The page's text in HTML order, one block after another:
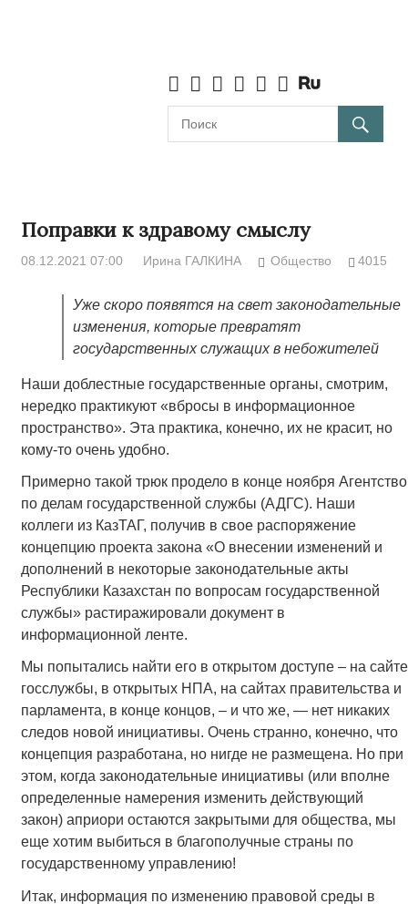
Поправки к здравому смыслу
08.12.2021 07:00 Ирина ГАЛКИНА Общество 4015
Уже скоро появятся на свет законодательные
изменения, которые превратят
государственных служащих в небожителей
Наши доблестные государственные органы, смотрим,
нередко практикуют «вбросы в информационное
пространство». Эта практика, конечно, их не красит, но
кому-то очень удобно.
Примерно такой трюк продело в конце ноября Агентство
по делам государственной службы (АДГС). Наши
коллеги из КазТАГ, получив в свое распоряжение
концепцию проекта закона «О внесении изменений и
дополнений в некоторые законодательные акты
Республики Казахстан по вопросам государственной
службы» растиражировали документ в
информационной ленте.
Мы попытались найти его в открытом доступе – на сайте
госслужбы, в открытых НПА, на сайтах правительства и
парламента, в конце концов, – и что же, — нет никаких
следов новой инициативы. Очень странно, конечно, что
концепция разработана, но нигде не размещена. Но при
этом, когда законодательные инициативы (или вполне
определенные намерения изменить действующий
закон) априори остаются закрытыми для общества, мы
еще хотим выбиться в благополучные страны по
государственному управлению!
Итак, информация по изменению правовой среды в